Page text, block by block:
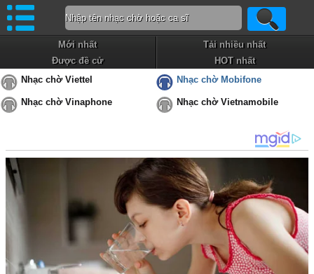
Mới nhất
Tải nhiều nhất
Được đề cử
HOT nhất
Nhạc chờ Viettel
Nhạc chờ Mobifone
Nhạc chờ Vinaphone Nhạc chờ Vietnamobile